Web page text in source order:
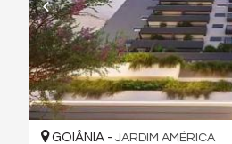
GOIÂNIA - JARDIM AMÉRICA